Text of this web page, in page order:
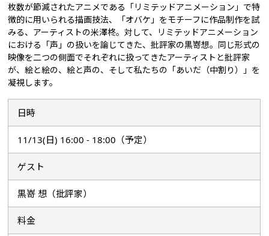
枚数が節減されたアニメである「リミテッドアニメーション」で特
徴的に用いられる描画技法、「オバケ」をモチーフに作品制作を試
みる、アーティストの米澤柊。対して、リミテッドアニメーション
における「声」の扱いを論じてきた、批評家の黒嵜想。同じ形式の
映像を二つの側面でそれぞれに扱ってきたアーティストと批評家
が、絵と絵の、絵と声の、そして私たちの「あいだ（中割り）」を
凝視します。
日時
11/13(日) 16:00 - 18:00（予定）
ゲスト
黒嵜 想（批評家）
料金